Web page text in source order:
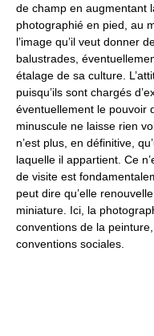
de champ en augmentant
photographié en pied, au
l’image qu’il veut donner
balustrades,
étalage de sa culture.
puisqu’ils sont chargés
éventuellement le pouvoir
minuscule ne laisse rien
n’est plus, en définitive,
laquelle il appartient. Ce
de visite est
peut dire qu’elle
miniature. Ici, la
conventions de la
conventions sociales.